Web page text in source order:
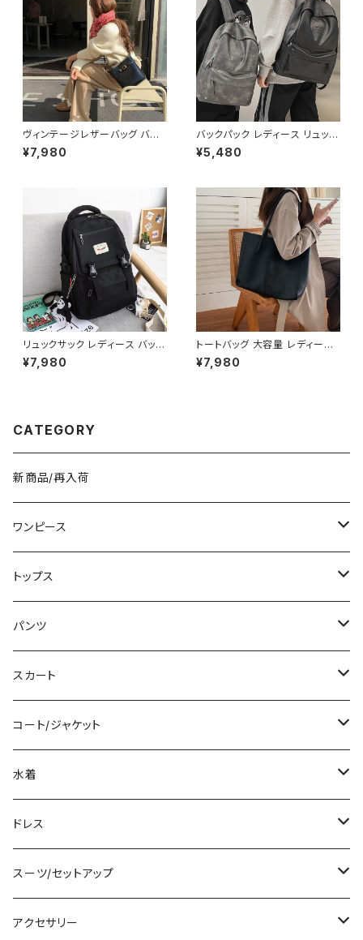
ヴィンテージレザーバッグ バケ
ツ型ショルダーバッグ レディース
ショルダー バッグ ショルダーバ
人気アイテム 秋冬 春コーデ K-
¥7,980
バックパック レディース リュック
春夏 秋冬 春 夏 秋 冬 黒 バッグ
リュックサック かばん 合成皮革
グ ビジネス 男女兼用 撥水 防
水 縦長 通勤通学 部活 合宿 旅
行 通学 学校バッグ 高校生 中学
生 男の子 女の子 A4 B4 シン
プル バッグパック バック ロゴ ア
イボリー グレー ブラック カレッ
ジコーデ カジュアル デイリー
お出かけ 10代 20代 30代 40
代 K-B0042
¥5,480
リュックサック レディース バック
パック 通学バッグ カジュアルリ
ュック 大容量 高校生 中学生 韓
¥7,980
トートバッグ 大容量 レディース
フェイクレザー 無地 シンプル
バッグ A4対応 ママバッグ 通勤
¥7,980
CATEGORY
新商品/再入荷
ワンピース
ミニ/ショート
ミディアム/ミモレ
ロング/マキシ
袖付き
ノースリーブ
その他
チュニック
トップス
Tシャツ/カットソー
タンクトップ/キャミソール
シャツ/ブラウス
ベアトップ/チューブトップ
カーディガン/ボレロ
ニット/セーター
パーカー
パンツ
ショート丈
クロップド丈
ロング丈
デニム
レギンス
その他
スカート
ミニ/ショート
ミディアム/ミモレ
ロング
その他
コート/ジャケット
コート
ジャケット
その他
水着
タンキニ
バンドゥビキニ
ワンピース
ドレス
ミニ/ショート
ミディアム/ミモレ
スーツ/セットアップ
パンツスーツ
アクセサリー